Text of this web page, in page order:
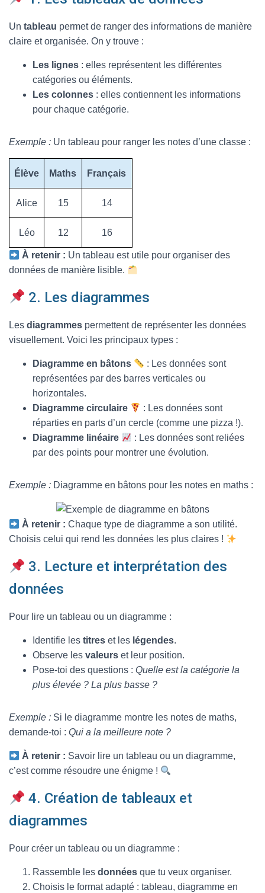
Un tableau permet de ranger des informations de manière
claire et organisée. On y trouve :
Les lignes : elles représentent les différentes
catégories ou éléments.
Les colonnes : elles contiennent les informations
pour chaque catégorie.
Exemple : Un tableau pour ranger les notes d’une classe :
Élève Maths Français
Alice 15 14
Léo 12 16
À retenir : Un tableau est utile pour organiser des
données de manière lisible.
2. Les diagrammes
Les diagrammes permettent de représenter les données
visuellement. Voici les principaux types :
Diagramme en bâtons
: Les données sont
représentées par des barres verticales ou
horizontales.
Diagramme circulaire
: Les données sont
réparties en parts d’un cercle (comme une pizza !).
Diagramme linéaire
: Les données sont reliées
par des points pour montrer une évolution.
Exemple : Diagramme en bâtons pour les notes en maths :
À retenir : Chaque type de diagramme a son utilité.
Choisis celui qui rend les données les plus claires !
3. Lecture et interprétation des
données
Pour lire un tableau ou un diagramme :
Identifie les titres et les légendes.
Observe les valeurs et leur position.
Pose-toi des questions : Quelle est la catégorie la
plus élevée ? La plus basse ?
Exemple : Si le diagramme montre les notes de maths,
demande-toi : Qui a la meilleure note ?
À retenir : Savoir lire un tableau ou un diagramme,
c’est comme résoudre une énigme !
4. Création de tableaux et
diagrammes
Pour créer un tableau ou un diagramme :
Rassemble les données que tu veux organiser.
Choisis le format adapté : tableau, diagramme en